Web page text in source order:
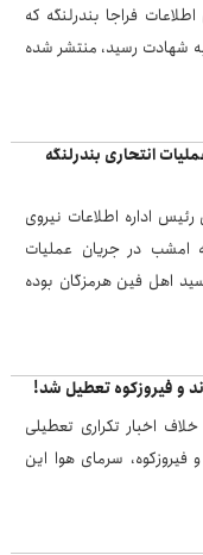
فراجا بندرلنگه که
شهادت رسید، منتشر شده
انتحاری بندرلنگه
اداره اطلاعات نیروی
امشب در جریان عملیات
اهل فین هرمزگان بوده
و فیروزکوه تعطیل شد!
اخبار تکراری تعطیلی
فیروزکوه، سرمای هوا این